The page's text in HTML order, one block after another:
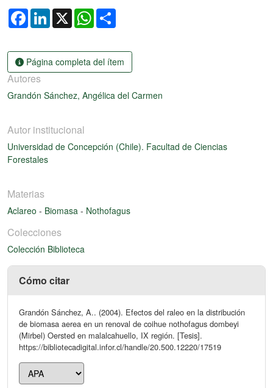
FacebookLinkedIn
X WhatsApp
Página completa del ítem
Autores
Grandón Sánchez, Angélica del Carmen
Autor institucional
Universidad de Concepción (Chile). Facultad de Ciencias
Forestales
Materias
Aclareo - Biomasa - Nothofagus
Colecciones
Colección Biblioteca
Cómo citar
Grandón Sánchez, A.. (2004). Efectos del raleo en la distribución
de biomasa aerea en un renoval de coihue nothofagus dombeyi
(Mirbel) Oersted en malalcahuello, IX región. [Tesis].
https://bibliotecadigital.infor.cl/handle/20.500.12220/17519